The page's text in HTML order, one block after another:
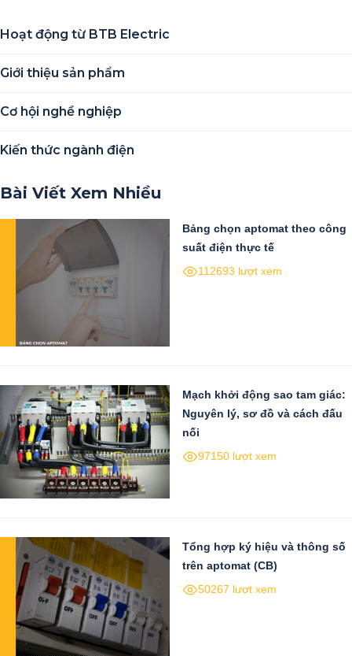
Hoạt động từ BTB Electric
Giới thiệu sản phẩm
Cơ hội nghề nghiệp
Kiến thức ngành điện
Bài Viết Xem Nhiều
Bảng chọn aptomat theo công
suất điện thực tế
112693 lượt xem
Mạch khởi động sao tam giác:
Nguyên lý, sơ đồ và cách đấu
nối
97150 lượt xem
Tổng hợp ký hiệu và thông số
trên aptomat (CB)
50267 lượt xem